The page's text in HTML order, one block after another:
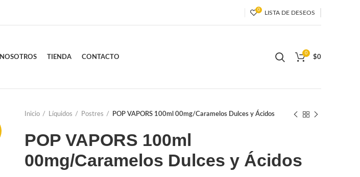
0 LISTA DE DESEOS
NOSOTROS TIENDA CONTACTO
0
$0
Inicio Líquidos Postres POP VAPORS 100ml 00mg/Caramelos Dulces y Ácidos
POP VAPORS 100ml
00mg/Caramelos Dulces y Ácidos